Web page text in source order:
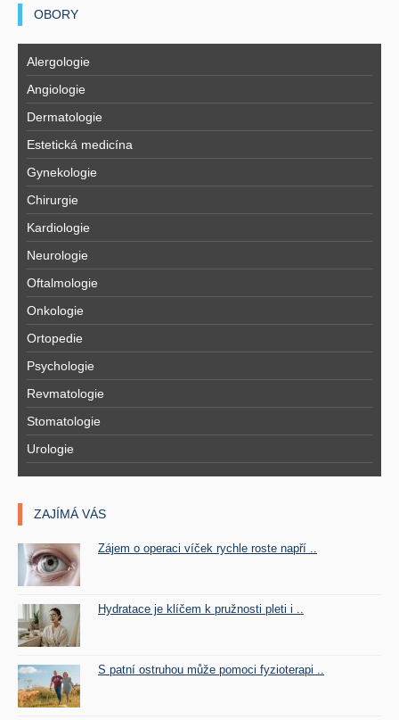
OBORY
Alergologie
Angiologie
Dermatologie
Estetická medicína
Gynekologie
Chirurgie
Kardiologie
Neurologie
Oftalmologie
Onkologie
Ortopedie
Psychologie
Revmatologie
Stomatologie
Urologie
ZAJÍMÁ VÁS
Zájem o operaci víček rychle roste napří ..
Hydratace je klíčem k pružnosti pleti i ..
S patní ostruhou může pomoci fyzioterapi ..